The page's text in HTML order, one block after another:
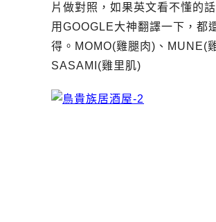
片做對照，如果英文看不懂的
用GOOGLE大神翻譯一下，都
得。MOMO(雞腿肉)、MUNE(
SASAMI(雞里肌)